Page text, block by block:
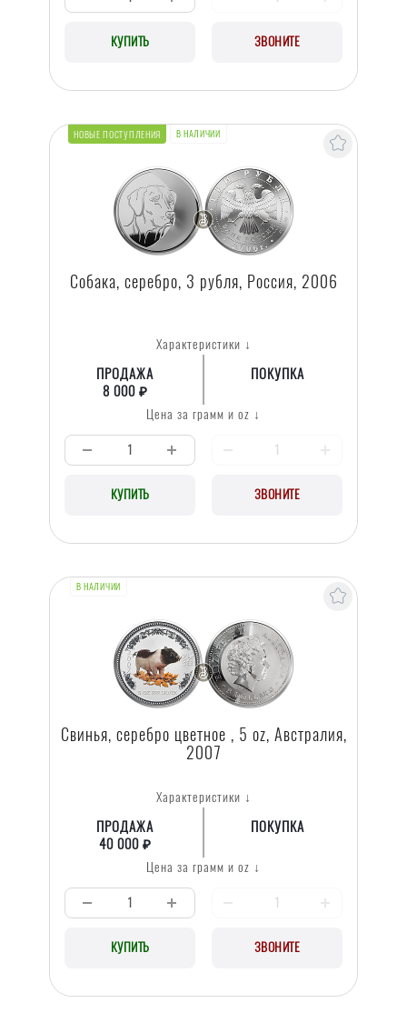
КУПИТЬ ЗВОНИТЕ
НОВЫЕ ПОСТУПЛЕНИЯ В НАЛИЧИИ
Собака, серебро, 3 рубля, Россия, 2006
Характеристики ↓
ПРОДАЖА
8 000 ₽
ПОКУПКА
Цена за грамм и oz ↓
КУПИТЬ ЗВОНИТЕ
В НАЛИЧИИ
Свинья, серебро цветное , 5 oz, Австралия,
2007
Характеристики ↓
ПРОДАЖА
40 000 ₽
ПОКУПКА
Цена за грамм и oz ↓
КУПИТЬ ЗВОНИТЕ